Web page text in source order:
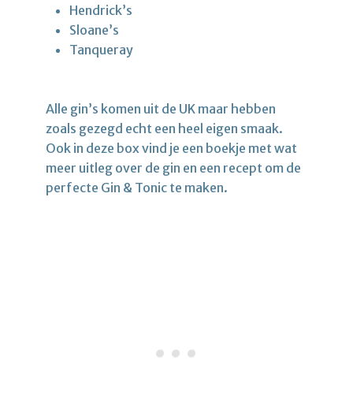
Hendrick’s
Sloane’s
Tanqueray
Alle gin’s komen uit de UK maar hebben
zoals gezegd echt een heel eigen smaak.
Ook in deze box vind je een boekje met wat
meer uitleg over de gin en een recept om de
perfecte Gin & Tonic te maken.